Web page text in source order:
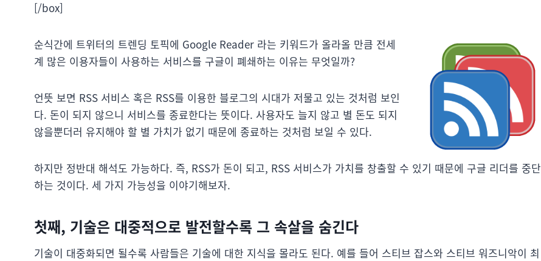
[/box]
순식간에 트위터의 트렌딩 토픽에 Google Reader 라는 키워드가 올라올 만큼 전세
계 많은 이용자들이 사용하는 서비스를 구글이 폐쇄하는 이유는 무엇일까?
언뜻 보면 RSS 서비스 혹은 RSS를 이용한 블로그의 시대가 저물고 있는 것처럼 보인
다. 돈이 되지 않으니 서비스를 종료한다는 뜻이다. 사용자도 늘지 않고 별 돈도 되지
않을뿐더러 유지해야 할 별 가치가 없기 때문에 종료하는 것처럼 보일 수 있다.
하지만 정반대 해석도 가능하다. 즉, RSS가 돈이 되고, RSS 서비스가 가치를 창출할 수 있기 때문에 구글 리더를 중단
하는 것이다. 세 가지 가능성을 이야기해보자.
첫째, 기술은 대중적으로 발전할수록 그 속살을 숨긴다
기술이 대중화되면 될수록 사람들은 기술에 대한 지식을 몰라도 된다. 예를 들어 스티브 잡스와 스티브 워즈니악이 최